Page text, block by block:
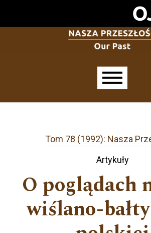
Tom 78 (1992): Nasza
Artykuły
O poglądach
wiślano-